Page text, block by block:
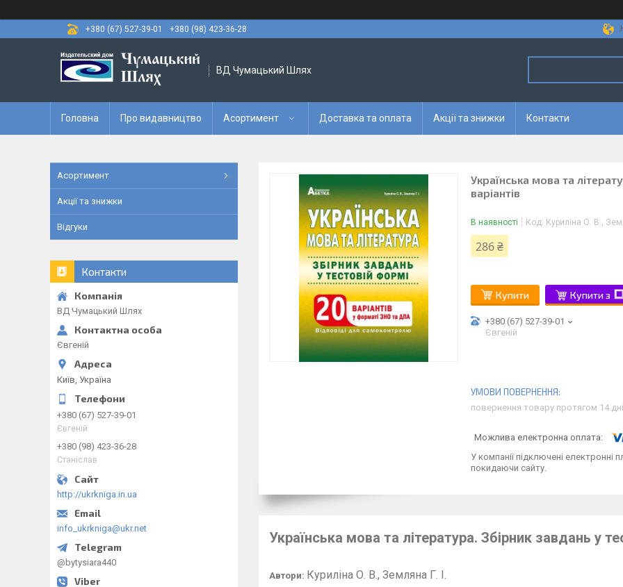
+380 (67) 527-39-01 +380 (98) 423-36-28
ВД Чумацький Шлях
Головна Про видавництво Асортимент Доставка та оплата Акції та знижки Контакти
Українська мова та
варіантів
В наявності Код: Куриліна О. В.,
286 ₴
Купити Купити з
+380 (67) 527-39-01
Євгеній
повернення товару протягом 14
У компанії підключені електронні
покидаючи сайту.
Українська мова та література. Збірник завдань у
Автори: Куриліна О. В., Земляна Г. І.
Асортимент
Акції та знижки
Відгуки
Контакти
ВД Чумацький Шлях
Євгеній
Київ, Україна
+380 (67) 527-39-01
Євгеній
+380 (98) 423-36-28
Станіслав
http://ukrkniga.in.ua
info_ukrkniga@ukr.net
@bytysiara440